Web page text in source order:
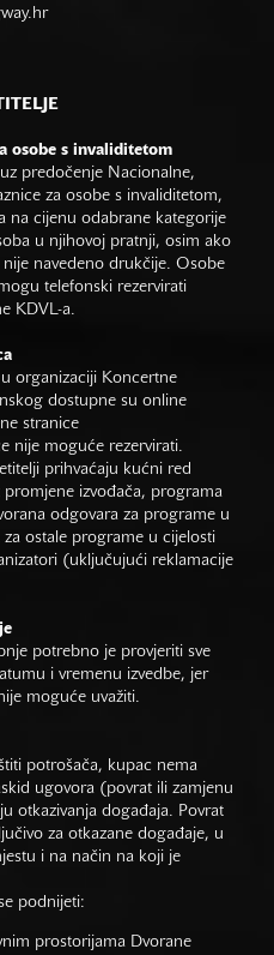
osobe s invaliditetom
predočenje Nacionalne,
za osobe s invaliditetom,
na cijenu odabrane kategorije
u njihovoj pratnji, osim ako
navedeno drukčije. Osobe
telefonski rezervirati
KDVL-a.
organizaciji Koncertne
dostupne su online
stranice
nije moguće rezervirati.
prihvaćaju kućni red
izvođača, programa
odgovara za programe u
ostale programe u cijelosti
(uključujući reklamacije
potrebno je provjeriti sve
i vremenu izvedbe, jer
moguće uvažiti.
potrošača, kupac nema
ugovora (povrat ili zamjenu
otkazivanja događaja. Povrat
za otkazane događaje, u
i na način na koji je
podnijeti:
prostorijama Dvorane